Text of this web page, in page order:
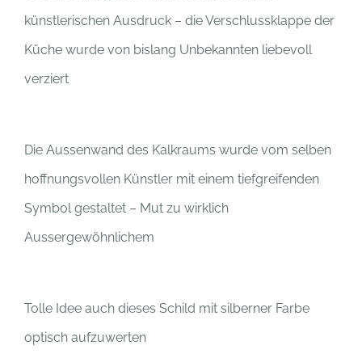
künstlerischen Ausdruck – die Verschlussklappe der
Küche wurde von bislang Unbekannten liebevoll
verziert
Die Aussenwand des Kalkraums wurde vom selben
hoffnungsvollen Künstler mit einem tiefgreifenden
Symbol gestaltet – Mut zu wirklich
Aussergewöhnlichem
Tolle Idee auch dieses Schild mit silberner Farbe
optisch aufzuwerten